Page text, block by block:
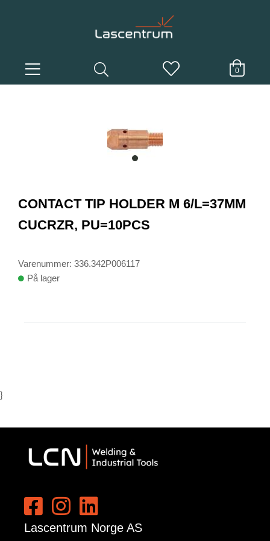
0
item
of
1
CONTACT TIP HOLDER M 6/L=37MM
CUCRZR, PU=10PCS
Varenummer: 336.342P006117
På lager
}
Lascentrum Norge AS